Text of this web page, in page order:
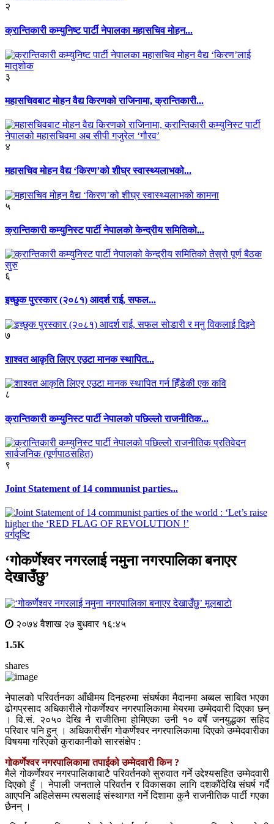
२
क्रान्तिकारी कम्युनिष्ट पार्टी नेपालका महासचिव मोहन...
३
महासचिवबाट मोहन वैद्य किरणको राजिनामा, क्रान्तिकारी...
४
महासचिव मोहन वैद्य ‘किरण’को शीघ्र स्वास्थ्यलाभको...
५
क्रान्तिकारी कम्युनिस्ट पार्टी नेपालको केन्द्रीय समितिको...
६
इच्छुक पुरस्कार (२०८१) आदर्श राई, सफल...
७
शाश्वत आकृति लिएर एउटा मानक स्थापित...
८
क्रान्तिकारी कम्युनिस्ट पार्टी नेपालको पछिल्लो राजनीतिक...
९
Joint Statement of 14 communist parties...
वर्गदृष्टि
‘गोकर्णेश्वर नगरलाई नमुना नगरपालिका बनाएर
देखाउँछु’
मूलबाटाे
२०७४ वैशाख २७ बुधवार १६:४५
1.5K
shares
नेपालको परिवर्तनका आँधीमय दिनहरुमा संघर्षका मैदानमा अब्बल साबित भएका
ढोगप्रसाद अधिकारीले गोकर्णेश्वर नगरपालिकामा मेयरमा उम्मेदवारी दिएका छन्
। वि.सं. २०५० देखि नै राजीतिमा होमिएका उनी १० वर्षे जनयुद्धका सहिद
परिवार पनि हुन् । अधिकारीसँग गोकर्णेश्वर नगरपालिकामा दिएको उम्मेदवारीका
विषयमा गरिएको कुराकानीको सारसंक्षेप :
गोकर्णेश्वर नगरपालिकामा तपाईको उम्मेदवारी किन ?
मैले गोकर्णेश्वर नगरपालिकाबाटै परिवर्तनको सुरुवात गर्ने उद्देश्यसहित उम्मेदवारी
दिएको हुँ । नेपाली जनताले परिवर्तन र विकासका लागि दशकौंदेखि संघर्ष गर्दै
आएपनि अहिलेसम्म त्यसलाई संस्थागत गर्ने दिशामा कुनै राजनीतिक पार्टी गएका
छैनन् ।